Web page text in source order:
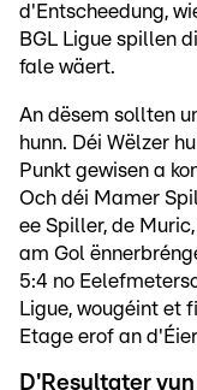
d'Entscheedung,
BGL Ligue spillen
fale wäert.
An dësem sollten
hunn. Déi Wëlzer
Punkt gewisen a
Och déi Mamer
ee Spiller, de
am Gol
5:4 no
Ligue, wougéint et
Etage erof an
D'Resultater